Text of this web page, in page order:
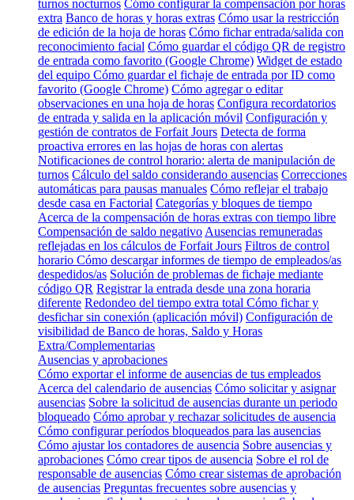
turnos nocturnos Cómo configurar la compensación por horas
extra Banco de horas y horas extras Cómo usar la restricción
de edición de la hoja de horas Cómo fichar entrada/salida con
reconocimiento facial Cómo guardar el código QR de registro
de entrada como favorito (Google Chrome) Widget de estado
del equipo Cómo guardar el fichaje de entrada por ID como
favorito (Google Chrome) Cómo agregar o editar
observaciones en una hoja de horas Configura recordatorios
de entrada y salida en la aplicación móvil Configuración y
gestión de contratos de Forfait Jours Detecta de forma
proactiva errores en las hojas de horas con alertas
Notificaciones de control horario: alerta de manipulación de
turnos Cálculo del saldo considerando ausencias Correcciones
automáticas para pausas manuales Cómo reflejar el trabajo
desde casa en Factorial Categorías y bloques de tiempo
Acerca de la compensación de horas extras con tiempo libre
Compensación de saldo negativo Ausencias remuneradas
reflejadas en los cálculos de Forfait Jours Filtros de control
horario Cómo descargar informes de tiempo de empleados/as
despedidos/as Solución de problemas de fichaje mediante
código QR Registrar la entrada desde una zona horaria
diferente Redondeo del tiempo extra total Cómo fichar y
desfichar sin conexión (aplicación móvil) Configuración de
visibilidad de Banco de horas, Saldo y Horas
Extra/Complementarias
Ausencias y aprobaciones
Cómo exportar el informe de ausencias de tus empleados
Acerca del calendario de ausencias Cómo solicitar y asignar
ausencias Sobre la solicitud de ausencias durante un periodo
bloqueado Cómo aprobar y rechazar solicitudes de ausencia
Cómo configurar períodos bloqueados para las ausencias
Cómo ajustar los contadores de ausencia Sobre ausencias y
aprobaciones Cómo crear tipos de ausencia Sobre el rol de
responsable de ausencias Cómo crear sistemas de aprobación
de ausencias Preguntas frecuentes sobre ausencias y